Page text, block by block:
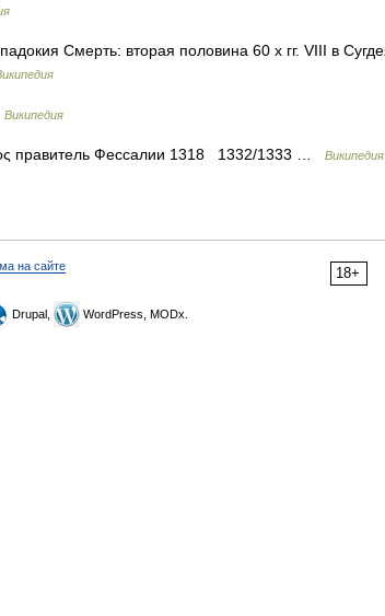
Смерть: вторая половина 60 х гг. VIII в
Википедия
правитель Фессалии 1318 1332/1333 … Википедия
18+
на сайте
Drupal, WordPress, MODx.